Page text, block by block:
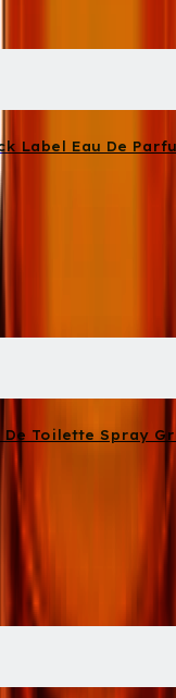
Label Eau De
De Toilette Spray